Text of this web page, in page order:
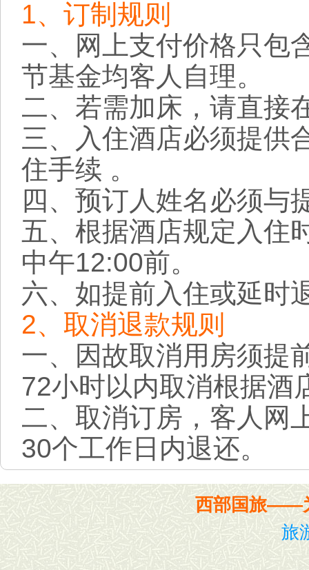
1、订制规则
一、网上支付价格只包
节基金均客人自理。
二、若需加床，请直接
三、入住酒店必须提供
住手续 。
四、预订人姓名必须与
五、根据酒店规定入住
中午12:00前。
六、如提前入住或延时
2、取消退款规则
一、因故取消用房须提
72小时以内取消根据酒
二、取消订房，客人网
30个工作日内退还。
西部国旅——
旅